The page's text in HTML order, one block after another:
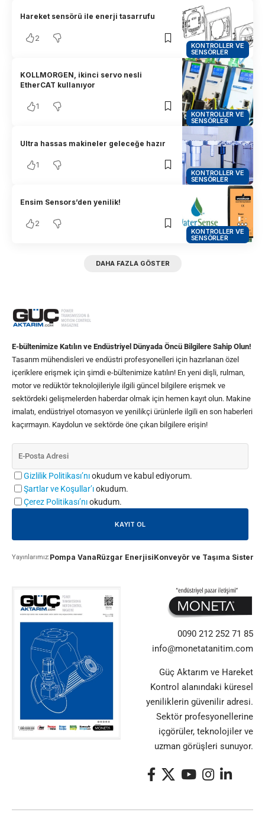
KONTROLLER VE
SENSÖRLER
Hareket sensörü ile enerji tasarrufu
2
KONTROLLER VE
SENSÖRLER
KOLLMORGEN, ikinci servo nesli
EtherCAT kullanıyor
1
KONTROLLER VE
SENSÖRLER
Ultra hassas makineler geleceğe hazır
1
KONTROLLER VE
SENSÖRLER
Ensim Sensors’den yenilik!
2
DAHA FAZLA GÖSTER
E-bültenimize Katılın ve Endüstriyel Dünyada Öncü Bilgilere Sahip Olun!
Tasarım mühendisleri ve endüstri profesyonelleri için hazırlanan özel
içeriklere erişmek için şimdi e-bültenimize katılın! En yeni dişli, rulman,
motor ve redüktör teknolojileriyle ilgili güncel bilgilere erişmek ve
sektördeki gelişmelerden haberdar olmak için hemen kayıt olun. Makine
imalatı, endüstriyel otomasyon ve yenilikçi ürünlerle ilgili en son haberleri
kaçırmayın. Kaydolun ve sektörde öne çıkan bilgilere erişin!
Gizlilik Politikası’nıokudum ve kabul ediyorum.
Şartlar ve Koşullar’ıokudum.
Çerez Politikası’nıokudum.
Yayınlarımız:Pompa VanaRüzgar EnerjisiKonveyör ve Taşıma
0090 212 252 71 85
info@monetatanitim.com
Güç Aktarım ve Hareket
Kontrol alanındaki küresel
yeniliklerin güvenilir adresi.
Sektör profesyonellerine
içgörüler, teknolojiler ve
uzman görüşleri sunuyor.